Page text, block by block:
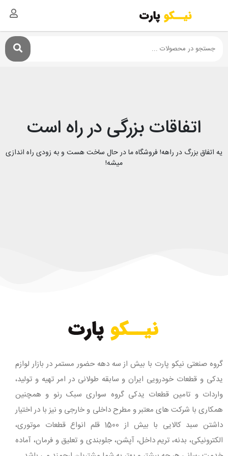
اتفاقات بزرگی در راه است
یه اتفاق بزرگ در راهه! فروشگاه ما در حال ساخت هست و به زودی راه اندازی
میشه!
گروه صنعتی نیکو پارت با بیش از سه دهه حضور مستمر در بازار لوازم
یدکی و قطعات خودرویی ایران و سابقه طولانی در امر تهیه و تولید،
واردات و تامین قطعات یدکی گروه سواری سبک رنو و همچنین
همکاری با شرکت های معتبر و مطرح داخلی و خارجی و نیز با در اختیار
داشتن سبد کالایی با بیش از 1500 قلم انواع قطعات موتوری،
الکترونیکی، بدنه، تریم داخل، آپشن، جلوبندی و تعلیق و فرمان، آماده